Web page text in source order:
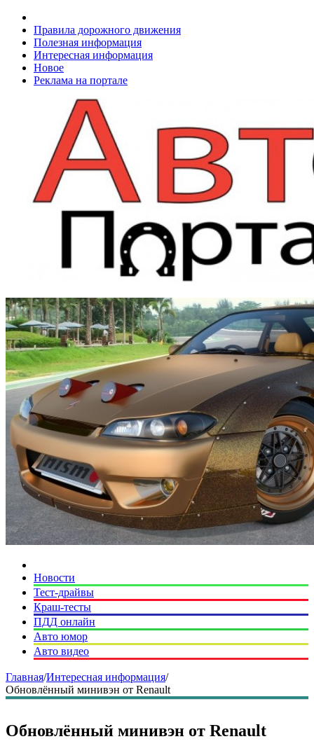
Правила дорожного движения
Полезная информация
Интересная информация
Новое
Реклама на портале
Новости
Тест-драйвы
Краш-тесты
ПДД онлайн
Авто юмор
Авто видео
Главная/Интересная информация/
Обновлённый минивэн от Renault
Обновлённый минивэн от Renault